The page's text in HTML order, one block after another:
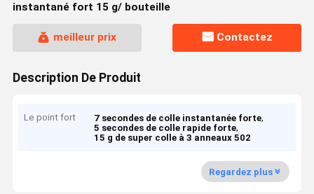
instantané fort 15 g/ bouteille
meilleur prix Contactez
Description De Produit
Le point fort 7 secondes de colle instantanée forte,
5 secondes de colle rapide forte,
15 g de super colle à 3 anneaux 502
Regardez plus